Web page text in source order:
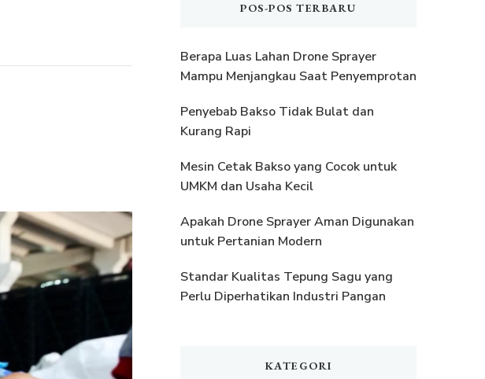
POS-POS TERBARU
Berapa Luas Lahan Drone Sprayer
Mampu Menjangkau Saat Penyemprotan
Penyebab Bakso Tidak Bulat dan
Kurang Rapi
Mesin Cetak Bakso yang Cocok untuk
UMKM dan Usaha Kecil
Apakah Drone Sprayer Aman Digunakan
untuk Pertanian Modern
Standar Kualitas Tepung Sagu yang
Perlu Diperhatikan Industri Pangan
KATEGORI